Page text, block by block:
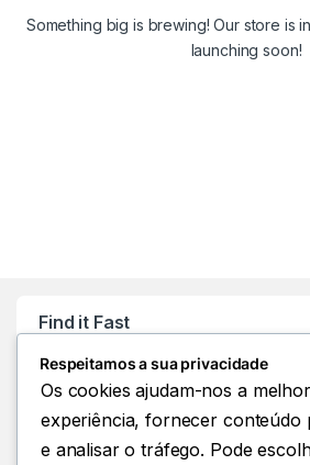
Something big is brewing! Our store is
launching soon!
Find it Fast
Customer Care
Respeitamos a sua privacidade
Os cookies ajudam-nos a
experiência, fornecer conteúdo
e analisar o tráfego. Pode